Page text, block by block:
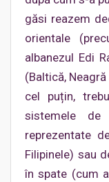
găsi reazem
orientale
albanezul Edi
(Baltică,
cel puțin,
sistemele de
reprezentate
Filipinele) sau
în spate (cum